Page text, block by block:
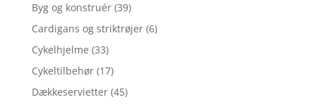
Byg og konstruér (39)
Cardigans og striktrøjer (6)
Cykelhjelme (33)
Cykeltilbehør (17)
Dækkeservietter (45)